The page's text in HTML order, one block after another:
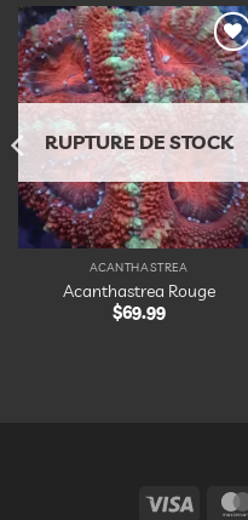
Ajouter
à la
liste
RUPTURE DE STOCK
ACANTHASTREA
Acanthastrea Rouge
$69.99
Visa